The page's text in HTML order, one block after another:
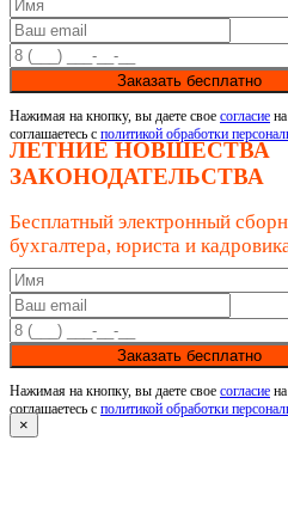
Заказать бесплатно
Нажимая на кнопку, вы даете свое согласие
соглашаетесь с политикой обработки
ЛЕТНИЕ НОВШЕСТВА
ЗАКОНОДАТЕЛЬСТВА
Бесплатный электронный
бухгалтера, юриста и
Заказать бесплатно
Нажимая на кнопку, вы даете свое согласие
соглашаетесь с политикой обработки
×